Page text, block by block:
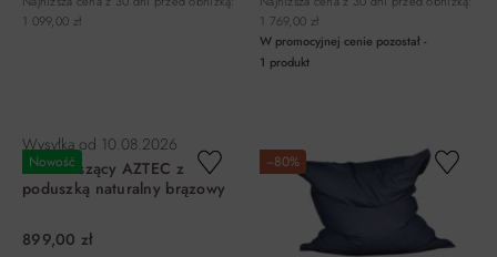
1 099,00 zł
1 769,00 zł
W promocyjnej cenie pozostał -
1 produkt
Nowość
Wysyłka od 10.08.2026
Fotel wiszący AZTEC z
poduszką naturalny brązowy
899,00 zł
−80%